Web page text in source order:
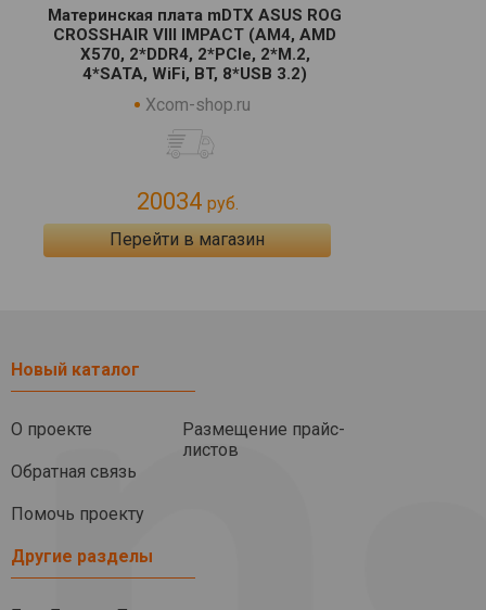
Материнская плата mDTX ASUS ROG
CROSSHAIR VIII IMPACT (AM4, AMD
X570, 2*DDR4, 2*PCIe, 2*M.2,
4*SATA, WiFi, BT, 8*USB 3.2)
Xcom-shop.ru
20034 руб.
Перейти в магазин
Новый каталог
О проекте
Обратная связь
Помочь проекту
Размещение прайс-
листов
Другие разделы